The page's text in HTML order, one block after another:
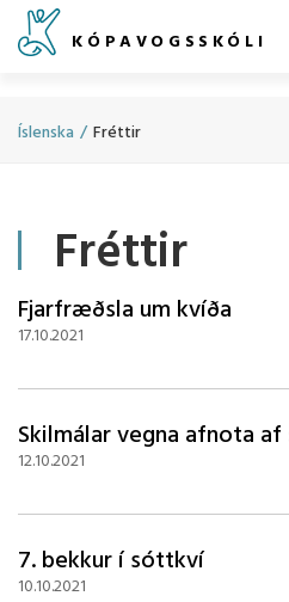
Fara
í
KÓPAVOGSSKÓLI
Íslenska / Fréttir
Fréttir
Fjarfræðsla um kvíða
17.10.2021
Skilmálar vegna afnota
12.10.2021
7. bekkur í sóttkví
10.10.2021